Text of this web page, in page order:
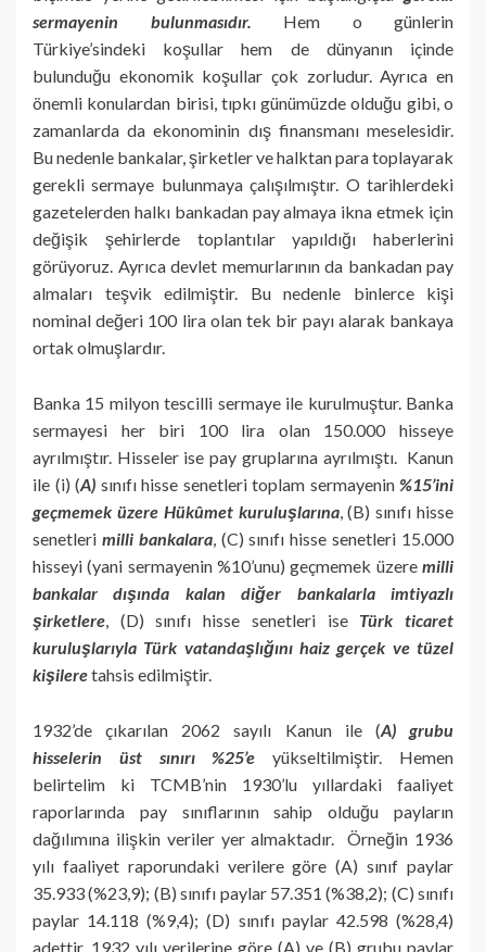
sermayenin bulunmasıdır.
Hem o günlerin
Türkiye’sindeki koşullar hem de dünyanın içinde
bulunduğu ekonomik koşullar çok zorludur. Ayrıca en
önemli konulardan birisi, tıpkı günümüzde olduğu gibi, o
zamanlarda da ekonominin dış finansmanı meselesidir.
Bu nedenle bankalar, şirketler ve halktan para toplayarak
gerekli sermaye bulunmaya çalışılmıştır. O tarihlerdeki
gazetelerden halkı bankadan pay almaya ikna etmek için
değişik şehirlerde toplantılar yapıldığı haberlerini
görüyoruz. Ayrıca devlet memurlarının da bankadan pay
almaları teşvik edilmiştir. Bu nedenle binlerce kişi
nominal değeri 100 lira olan tek bir payı alarak bankaya
ortak olmuşlardır.
Banka 15 milyon tescilli sermaye ile kurulmuştur. Banka
sermayesi her biri 100 lira olan 150.000 hisseye
ayrılmıştır. Hisseler ise pay gruplarına ayrılmıştı. Kanun
ile (i) (A) sınıfı hisse senetleri toplam sermayenin %15’ini
geçmemek üzere Hükûmet kuruluşlarına, (B) sınıfı hisse
senetleri milli bankalara, (C) sınıfı hisse senetleri 15.000
hisseyi (yani sermayenin %10’unu) geçmemek üzere milli
bankalar dışında kalan diğer bankalarla imtiyazlı
şirketlere , (D) sınıfı hisse senetleri ise Türk ticaret
kuruluşlarıyla Türk vatandaşlığını haiz gerçek ve tüzel
kişileretahsis edilmiştir.
1932’de çıkarılan 2062 sayılı Kanun ile (A) grubu
hisselerin üst sınırı %25’e yükseltilmiştir. Hemen
belirtelim ki TCMB’nin 1930’lu yıllardaki faaliyet
raporlarında pay sınıflarının sahip olduğu payların
dağılımına ilişkin veriler yer almaktadır. Örneğin 1936
yılı faaliyet raporundaki verilere göre (A) sınıf paylar
35.933 (%23,9); (B) sınıfı paylar 57.351 (%38,2); (C) sınıfı
paylar 14.118 (%9,4); (D) sınıfı paylar 42.598 (%28,4)
adettir. 1932 yılı verilerine göre (A) ve (B) grubu paylar